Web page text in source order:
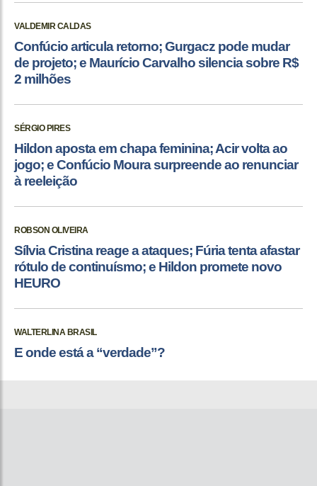
VALDEMIR CALDAS
Confúcio articula retorno; Gurgacz pode mudar
de projeto; e Maurício Carvalho silencia sobre R$
2 milhões
SÉRGIO PIRES
Hildon aposta em chapa feminina; Acir volta ao
jogo; e Confúcio Moura surpreende ao renunciar
à reeleição
ROBSON OLIVEIRA
Sílvia Cristina reage a ataques; Fúria tenta afastar
rótulo de continuísmo; e Hildon promete novo
HEURO
WALTERLINA BRASIL
E onde está a “verdade”?